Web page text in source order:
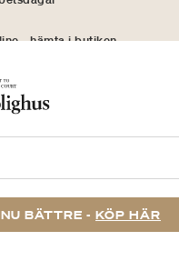
BÄTTRE - KÖP HÄR